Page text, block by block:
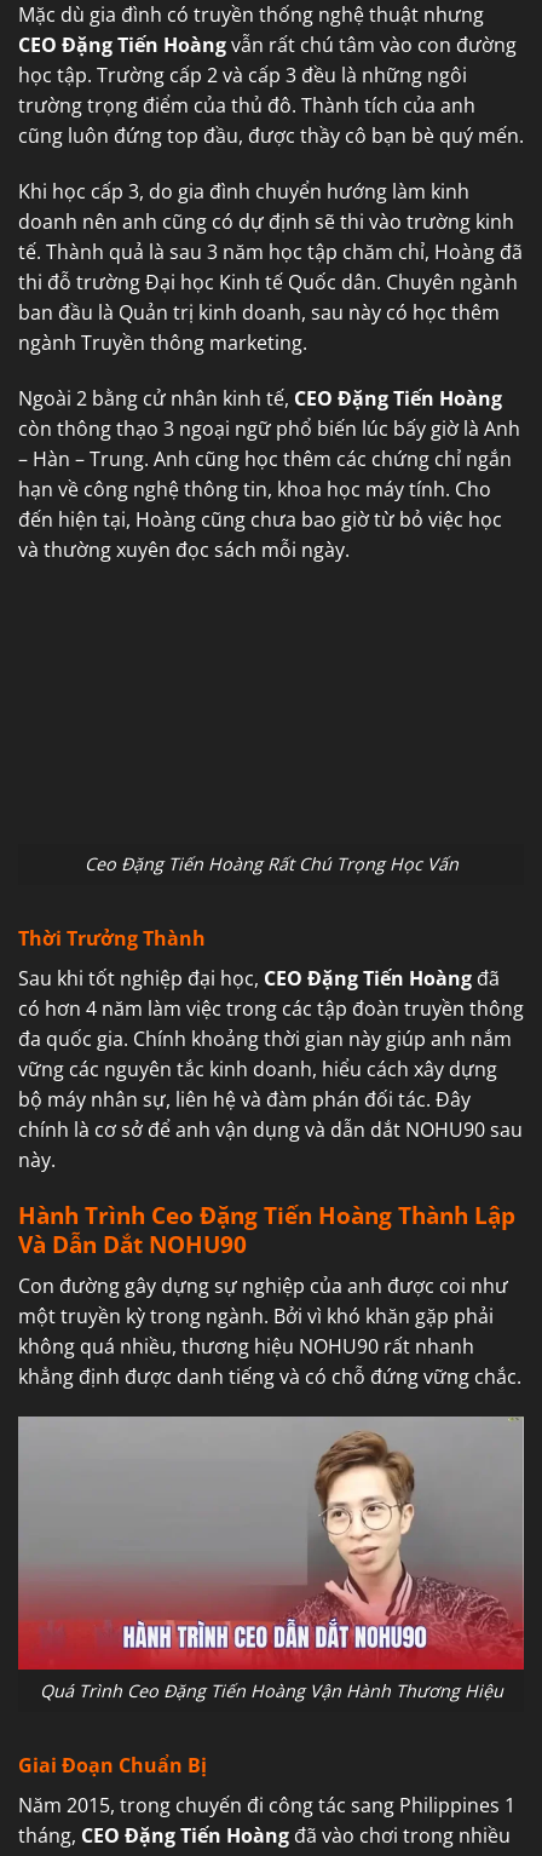
Mặc dù gia đình có truyền thống nghệ thuật nhưng
CEO Đặng Tiến Hoàngvẫn rất chú tâm vào con đường
học tập. Trường cấp 2 và cấp 3 đều là những ngôi
trường trọng điểm của thủ đô. Thành tích của anh
cũng luôn đứng top đầu, được thầy cô bạn bè quý mến.
Khi học cấp 3, do gia đình chuyển hướng làm kinh
doanh nên anh cũng có dự định sẽ thi vào trường kinh
tế. Thành quả là sau 3 năm học tập chăm chỉ, Hoàng đã
thi đỗ trường Đại học Kinh tế Quốc dân. Chuyên ngành
ban đầu là Quản trị kinh doanh, sau này có học thêm
ngành Truyền thông marketing.
Ngoài 2 bằng cử nhân kinh tế, CEO Đặng Tiến Hoàng
còn thông thạo 3 ngoại ngữ phổ biến lúc bấy giờ là Anh
– Hàn – Trung. Anh cũng học thêm các chứng chỉ ngắn
hạn về công nghệ thông tin, khoa học máy tính. Cho
đến hiện tại, Hoàng cũng chưa bao giờ từ bỏ việc học
và thường xuyên đọc sách mỗi ngày.
Ceo Đặng Tiến Hoàng Rất Chú Trọng Học Vấn
Thời Trưởng Thành
Sau khi tốt nghiệp đại học, CEO Đặng Tiến Hoàng đã
có hơn 4 năm làm việc trong các tập đoàn truyền thông
đa quốc gia. Chính khoảng thời gian này giúp anh nắm
vững các nguyên tắc kinh doanh, hiểu cách xây dựng
bộ máy nhân sự, liên hệ và đàm phán đối tác. Đây
chính là cơ sở để anh vận dụng và dẫn dắt NOHU90 sau
này.
Hành Trình Ceo Đặng Tiến Hoàng Thành Lập
Và Dẫn Dắt NOHU90
Con đường gây dựng sự nghiệp của anh được coi như
một truyền kỳ trong ngành. Bởi vì khó khăn gặp phải
không quá nhiều, thương hiệu NOHU90 rất nhanh
khẳng định được danh tiếng và có chỗ đứng vững chắc.
Quá Trình Ceo Đặng Tiến Hoàng Vận Hành Thương Hiệu
Giai Đoạn Chuẩn Bị
Năm 2015, trong chuyến đi công tác sang Philippines 1
tháng, CEO Đặng Tiến Hoàng đã vào chơi trong nhiều